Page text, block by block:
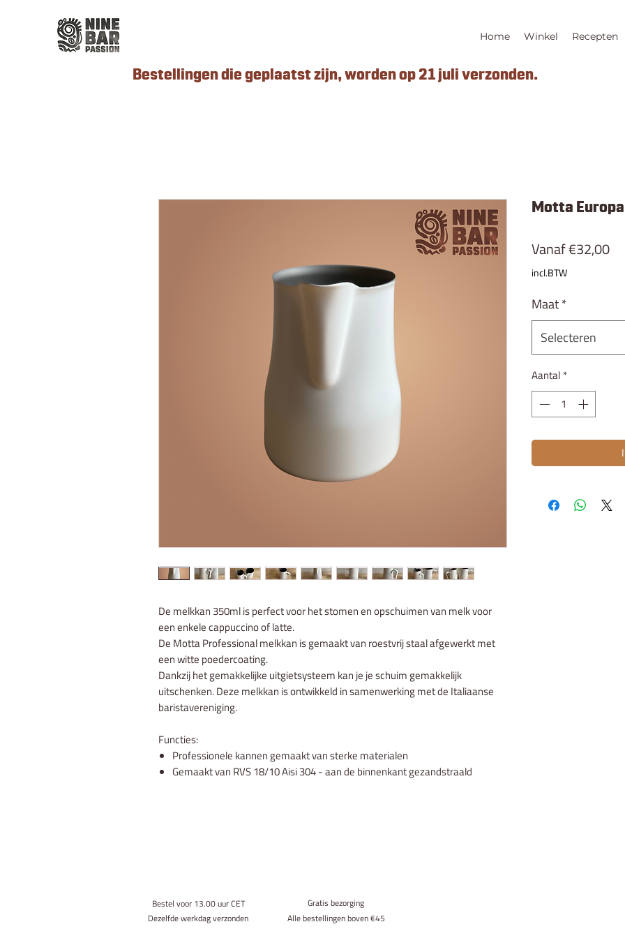
Home Winkel Recepten
Bestellingen die geplaatst zijn, worden op 21 juli verzonden.
De melkkan 350ml is perfect voor het stomen en opschuimen van melk voor
een enkele cappuccino of latte.
De Motta Professional melkkan is gemaakt van roestvrij staal afgewerkt met
een witte poedercoating.
Dankzij het gemakkelijke uitgietsysteem kan je je schuim gemakkelijk
uitschenken. Deze melkkan is ontwikkeld in samenwerking met de Italiaanse
baristavereniging.
Functies:
Professionele kannen gemaakt van sterke materialen
Gemaakt van RVS 18/10 Aisi 304 - aan de binnenkant gezandstraald
Motta
Vanaf€32,00
incl.BTW
Maat*
Selecteren
Aantal *
Bestel voor 13.00 uur CET
Dezelfde werkdag verzonden
Gratis bezorging
Alle bestellingen boven €45